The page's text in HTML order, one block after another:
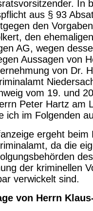
In
aus § 93
den
den
AG, wegen
Aussagen von
von Dr.
vom 19. und
Peter Hartz am
ich im Folgenden
ergeht
da die
der kriminellen
verwickelt sind.
von Herrn